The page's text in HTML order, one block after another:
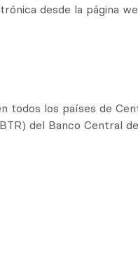
desde la página
todos los países de
del Banco Central